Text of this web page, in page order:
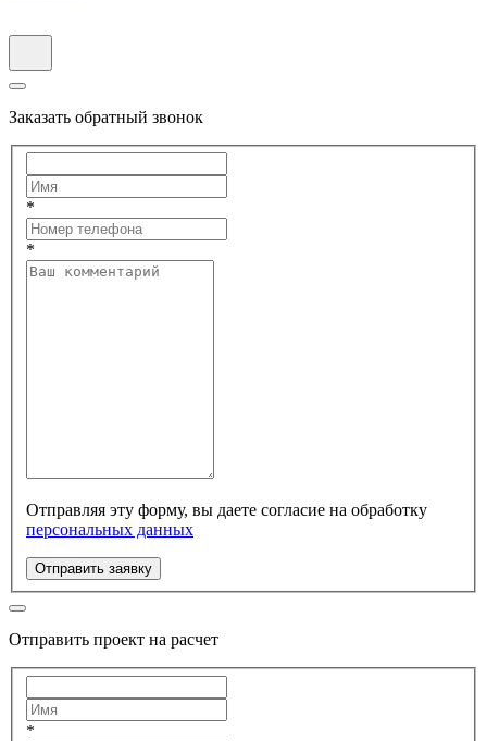
Заказать обратный звонок
*
*
Отправляя эту форму, вы даете согласие на обработку
персональных данных
Отправить заявку
Отправить проект на расчет
*